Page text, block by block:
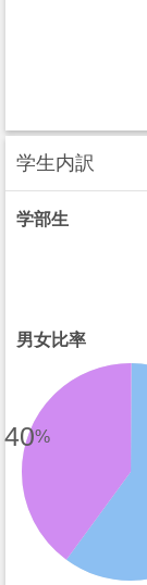
学生内訳
学部生
男女比率
40%